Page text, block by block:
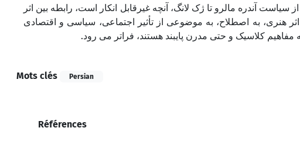
آندره مالرو تا ژک لانگ، آنچه غیرقابل انکار است، رابطه بین اثر
به اصطلاح، به موضوعی از تأثیر اجتماعی، سیاسی و اقتصادی
کلاسیک و حتی مدرن پایبند هستند، فراتر می رود.
Mots clés Persian
Références